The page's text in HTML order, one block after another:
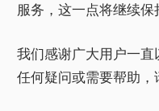
服务，这一点将继续保
我们感谢广大用户一
任何疑问或需要帮助，